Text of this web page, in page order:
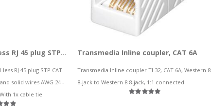
Transmedia Tool-less RJ 45 plug STP CAT 6A
RJ 45 plug STP CAT
solid wires AWG 24 -
1x cable tie
Transmedia Inline coupler, CAT 6A
Transmedia Inline coupler TI 32, CAT 6A, Western 8
8-jack to Western 8 8-jack, 1:1 connected